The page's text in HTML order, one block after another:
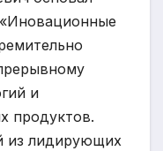
и
продуктов.
из лидирующих